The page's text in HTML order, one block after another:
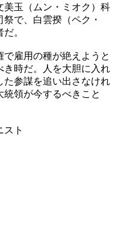
美玉（ムン・ミオク）科
祭で、白雲揆（ペク・
。
雇用の種が絶えようと
き時だ。人を大胆に入れ
た参謀を追い出さなけれ
領が今するべきこと
スト